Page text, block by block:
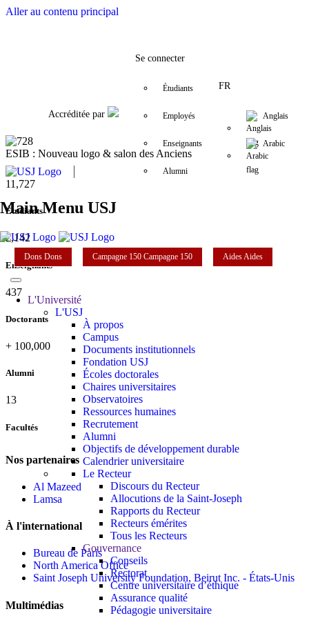
Aller au contenu principal
FacebookTwitter
Accréditée par
Se connecter
Étudiants
Employés
Enseignants
Alumni
FR
Anglais
Arabic
Main Menu USJ
Dons Dons Campagne 150 Campagne 150 AidesAides
L'Université
L'USJ
À propos
Campus
Documents institutionnels
Fondation USJ
Écoles doctorales
Chaires universitaires
Observatoires
Ressources humaines
Recrutement
Alumni
Objectifs de développement durable
Calendrier universitaire
Le Recteur
Discours du Recteur
Allocutions de la Saint-Joseph
Rapports du Recteur
Recteurs émérites
Tous les Recteurs
Gouvernance
Conseils
Rectorat
Centre universitaire d’éthique
Assurance qualité
Pédagogie universitaire
ESIB : Nouveau logo & salon des Anciens
11,727
Étudiants
2,142
Enseignants
437
Doctorants
+ 100,000
Alumni
13
Facultés
Nos partenaires
Al Mazeed
Lamsa
À l'international
Bureau de Paris
North America Office
Saint Joseph University Foundation, Beirut Inc. - États-Unis
Multimédias